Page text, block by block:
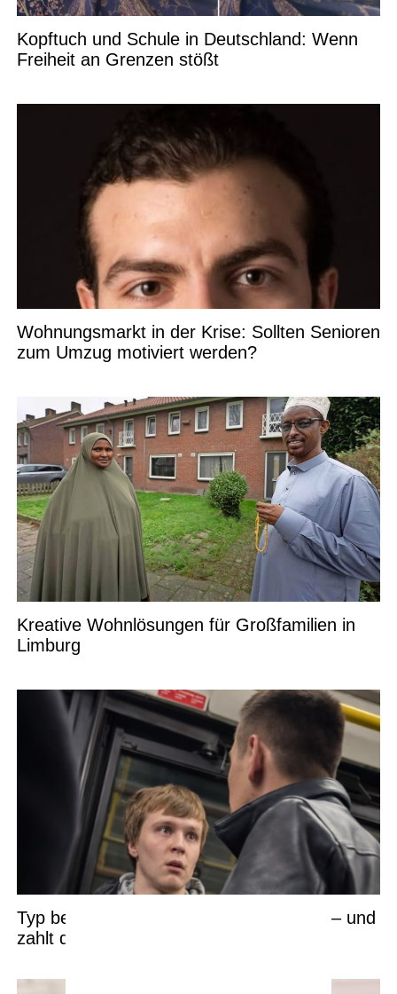
Kopftuch und Schule in Deutschland: Wenn
Freiheit an Grenzen stößt
Wohnungsmarkt in der Krise: Sollten Senioren
zum Umzug motiviert werden?
Kreative Wohnlösungen für Großfamilien in
Limburg
Typ belästigt im Bus die falsche Person – und
zahlt den Preis dafür